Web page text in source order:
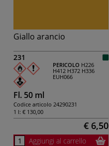
Giallo arancio
231
PERICOLO H226
H412 H372 H336
EUH066
Fl. 50 ml
Codice articolo 24290231
1 l: € 130,00
€ 6,50
Aggiungi al carrello